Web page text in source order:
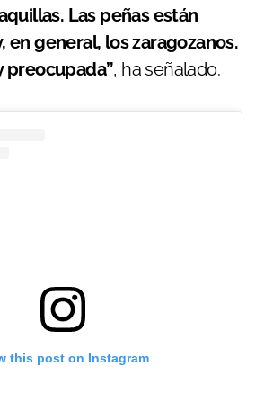
Las peñas están
en general, los zaragozanos.
preocupada”, ha señalado.
this post on Instagram